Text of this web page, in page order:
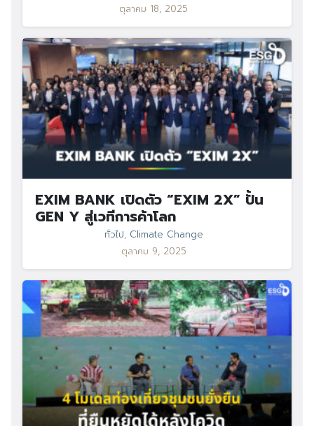
ตุลาคม 18, 2025
EXIM BANK เปิดตัว “EXIM 2X” ปั้น
GEN Y สู่เวทีการค้าโลก
ทั่วไป, Climate Change
ตุลาคม 9, 2025